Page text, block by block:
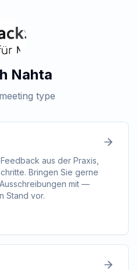
Nahta
type
aus der Praxis,
Bringen Sie gerne
mit —
Stand vor.